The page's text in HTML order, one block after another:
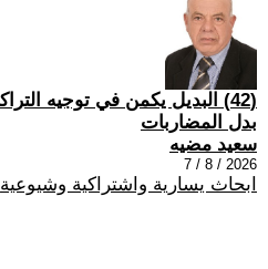
(42) البديل يكمن في توجيه
بدل المضاربات
سعيد مضيه
2026 / 8 / 7
ابحاث يسارية واشتراكية وشيوعية